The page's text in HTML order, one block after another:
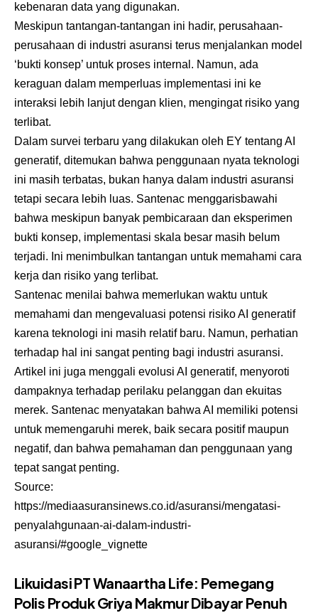
kebenaran data yang digunakan.
Meskipun tantangan-tantangan ini hadir, perusahaan-
perusahaan di industri asuransi terus menjalankan model
‘bukti konsep’ untuk proses internal. Namun, ada
keraguan dalam memperluas implementasi ini ke
interaksi lebih lanjut dengan klien, mengingat risiko yang
terlibat.
Dalam survei terbaru yang dilakukan oleh EY tentang AI
generatif, ditemukan bahwa penggunaan nyata teknologi
ini masih terbatas, bukan hanya dalam industri asuransi
tetapi secara lebih luas. Santenac menggarisbawahi
bahwa meskipun banyak pembicaraan dan eksperimen
bukti konsep, implementasi skala besar masih belum
terjadi. Ini menimbulkan tantangan untuk memahami cara
kerja dan risiko yang terlibat.
Santenac menilai bahwa memerlukan waktu untuk
memahami dan mengevaluasi potensi risiko AI generatif
karena teknologi ini masih relatif baru. Namun, perhatian
terhadap hal ini sangat penting bagi industri asuransi.
Artikel ini juga menggali evolusi AI generatif, menyoroti
dampaknya terhadap perilaku pelanggan dan ekuitas
merek. Santenac menyatakan bahwa AI memiliki potensi
untuk memengaruhi merek, baik secara positif maupun
negatif, dan bahwa pemahaman dan penggunaan yang
tepat sangat penting.
Source:
https://mediaasuransinews.co.id/asuransi/mengatasi-
penyalahgunaan-ai-dalam-industri-
asuransi/#google_vignette
Likuidasi PT Wanaartha Life: Pemegang
Polis Produk Griya Makmur Dibayar Penuh